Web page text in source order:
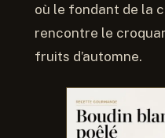
où le fondant de la
rencontre le
fruits d’automne.